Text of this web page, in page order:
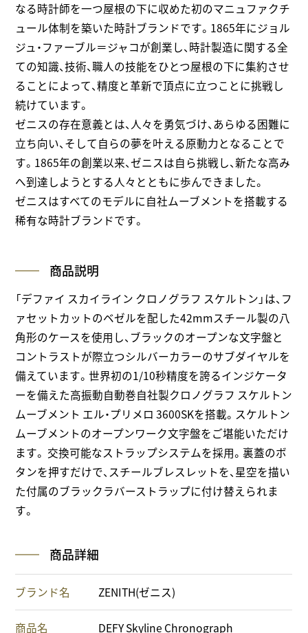
なる時計師を一つ屋根の下に収めた初のマニュファクチ
ュール体制を築いた時計ブランドです。1865年にジョル
ジュ・ファーブル＝ジャコが創業し、時計製造に関する全
ての知識、技術、職人の技能をひとつ屋根の下に集約させ
ることによって、精度と革新で頂点に立つことに挑戦し
続けています。
ゼニスの存在意義とは、人々を勇気づけ、あらゆる困難に
立ち向い、そして自らの夢を叶える原動力となることで
す。1865年の創業以来、ゼニスは自ら挑戦し、新たな高み
へ到達しようとする人々とともに歩んできました。
ゼニスはすべてのモデルに自社ムーブメントを搭載する
稀有な時計ブランドです。
商品説明
「デファイ スカイライン クロノグラフ スケルトン」は、フ
ァセットカットのベゼルを配した42mmスチール製の八
角形のケースを使用し、ブラックのオープンな文字盤と
コントラストが際立つシルバーカラーのサブダイヤルを
備えています。世界初の1/10秒精度を誇るインジケータ
ーを備えた高振動自動巻自社製クロノグラフ スケルトン
ムーブメント エル・プリメロ 3600SKを搭載。スケルトン
ムーブメントのオープンワーク文字盤をご堪能いただけ
ます。 交換可能なストラップシステムを採用。裏蓋のボ
タンを押すだけで、スチールブレスレットを、星空を描い
た付属のブラックラバーストラップに付け替えられま
す。
商品詳細
ブランド名 ZENITH(ゼニス)
商品名 DEFY Skyline Chronograph